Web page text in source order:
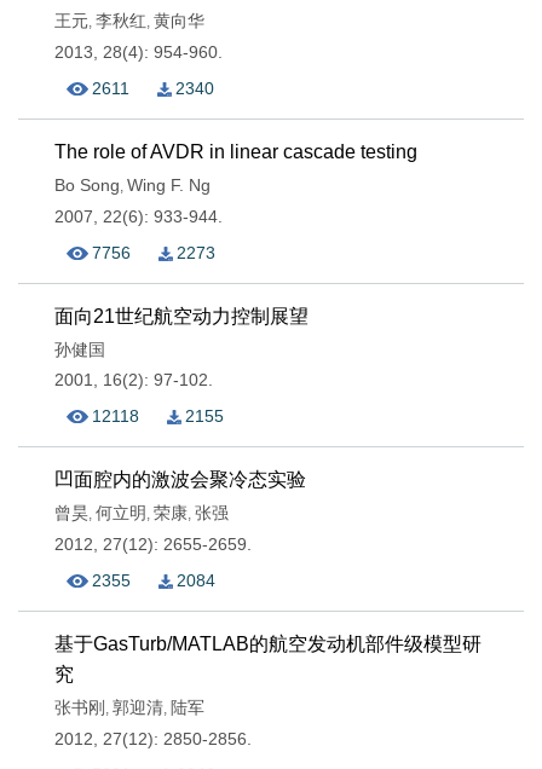
王元, 李秋红, 黄向华
2013, 28(4): 954-960.
2611
2340
The role of AVDR in linear cascade testing
Bo Song, Wing F. Ng
2007, 22(6): 933-944.
7756
2273
面向21世纪航空动力控制展望
孙健国
2001, 16(2): 97-102.
12118
2155
凹面腔内的激波会聚冷态实验
曾昊, 何立明 , 荣康, 张强
2012, 27(12): 2655-2659.
2355
2084
基于GasTurb/MATLAB的航空发动机部件级模型研
究
张书刚 , 郭迎清, 陆军
2012, 27(12): 2850-2856.